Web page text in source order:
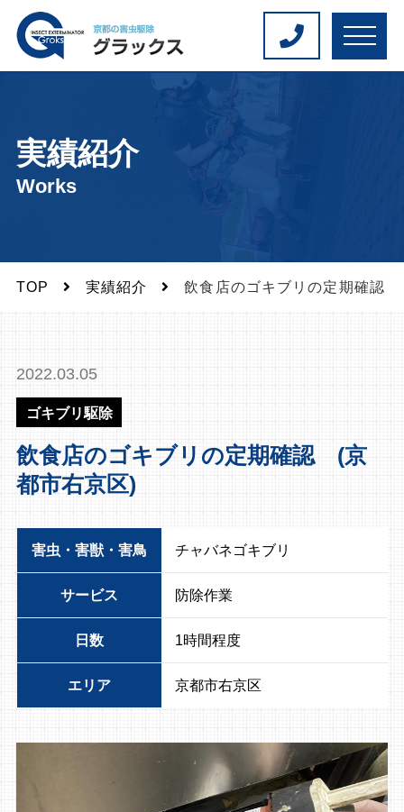
M
E
実績紹介
Works
TOP 実績紹介 飲食店のゴキブリの定期確認
2022.03.05
ゴキブリ駆除
飲食店のゴキブリの定期確認 (京
都市右京区)
害虫・害獣・害鳥 チャバネゴキブリ
サービス 防除作業
日数 1時間程度
エリア 京都市右京区